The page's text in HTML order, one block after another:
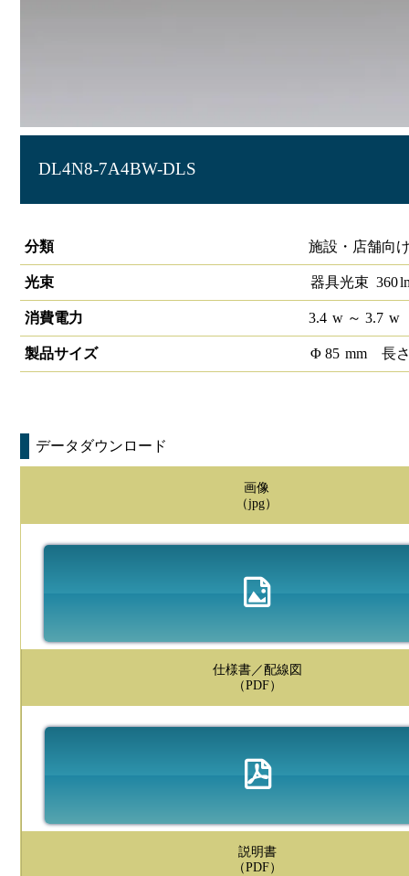
DL4N8-7A4BW-DLS
分類
施設・店舗向
光束 器具光束 360
消費電力 3.4 w～ 3.7 w
製品サイズ Φ 85 mm 長
データダウンロード
画像
（jpg）
仕様書／配線図
（PDF）
説明書
（PDF）